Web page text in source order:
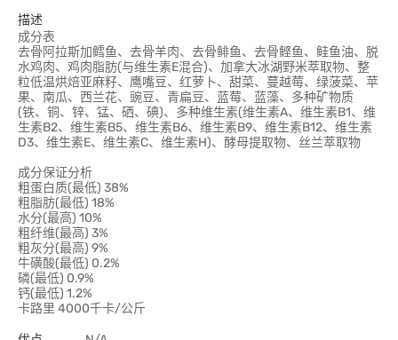
描述
成分表
去骨阿拉斯加鳕鱼、去骨羊肉、去骨鲱鱼、去骨鲣鱼、鲑鱼油、脱
水鸡肉、鸡肉脂肪(与维生素E混合)、加拿大冰湖野米萃取物、整
粒低温烘焙亚麻籽、鹰嘴豆、红萝卜、甜菜、蔓越莓、绿菠菜、苹
果、南瓜、西兰花、豌豆、青扁豆、蓝莓、蓝藻、多种矿物质
(铁、铜、锌、锰、硒、碘)、多种维生素(维生素A、维生素B1、维
生素B2、维生素B5、维生素B6、维生素B9、维生素B12、维生素
D3、维生素E、维生素C、维生素H)、酵母提取物、丝兰萃取物
成分保证分析
粗蛋白质(最低) 38%
粗脂肪(最低) 18%
水分(最高) 10%
粗纤维(最高) 3%
粗灰分(最高) 9%
牛磺酸(最低) 0.2%
磷(最低) 0.9%
钙(最低) 1.2%
卡路里 4000千卡/公斤